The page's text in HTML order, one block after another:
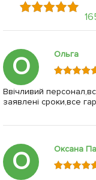
О Ольга
Ввічливий
заявлені сроки,все
О Оксана